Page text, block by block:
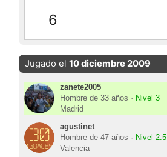
6
Jugado el10 diciembre 2009
zanete2005
Hombre de 33 años · Nivel 3
Madrid
agustinet
Hombre de 47 años · Nivel 2.5
Valencia